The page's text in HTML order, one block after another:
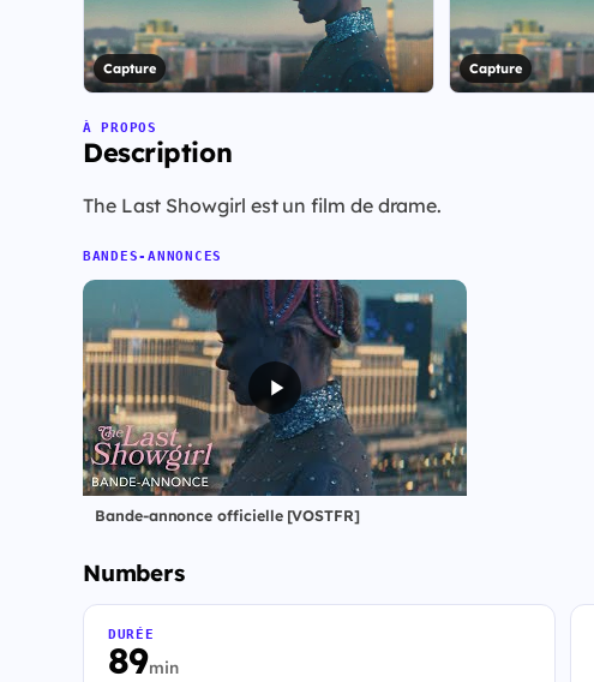
Capture Capture
À PROPOS
Description
The Last Showgirl est un film de drame.
BANDES-ANNONCES
Bande-annonce officielle [VOSTFR]
Numbers
89min
DURÉE